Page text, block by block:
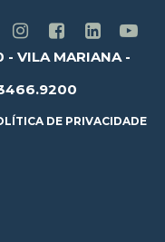
- VILA MARIANA -
DE PRIVACIDADE